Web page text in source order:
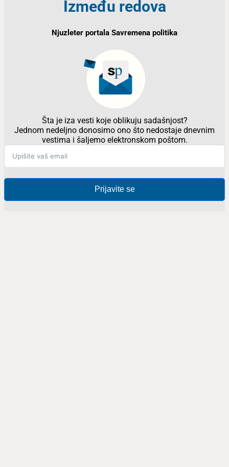
Između redova
Njuzleter portala Savremena politika
Šta je iza vesti koje oblikuju sadašnjost?
Jednom nedeljno donosimo ono što nedostaje dnevnim
vestima i šaljemo elektronskom poštom.
Prijavite se